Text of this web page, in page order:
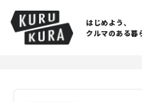
はじめよう、
クルマのある暮